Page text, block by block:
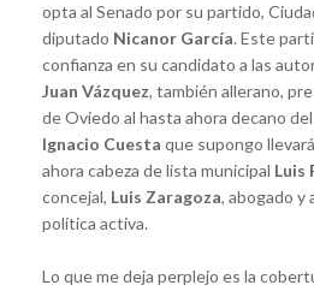
opta al Senado por su partido,
diputado Nicanor García. Este
confianza en su candidato a las
Juan Vázquez, también allerano,
de Oviedo al hasta ahora decano
Ignacio Cuesta que supongo
ahora cabeza de lista municipal Luis
concejal, Luis Zaragoza, abogado y
política activa.
Lo que me deja perplejo es la